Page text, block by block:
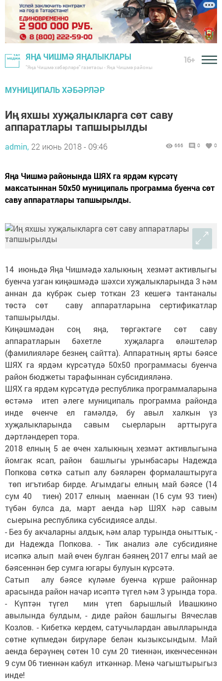
ЯҢА ЧИШМӘ ЯҢАЛЫКЛАРЫ
"Яңа Чишмә хәбәрләре" газетасы - Яңа Чишмә районы
16+
МУНИЦИПАЛЬ ХӘБӘРЛӘР
Иң яхшы хуҗалыкларга сөт саву
аппаратлары тапшырылды
admin, 22 июнь 2018 - 09:46 666 0 0
Яңа Чишмә районында ШЯХ га ярдәм күрсәтү
максатыннан 50х50 муниципаль программа буенча сөт
саву аппаратлары тапшырылды.
14 июньдә Яңа Чишмәдә халыкның хезмәт активлыгы
буенча узган киңәшмәдә шәхси хуҗалыкларында 3 һәм
аннан да күбрәк сыер тоткан 23 кешегә тантаналы
төстә сөт саву аппаратларына сертификатлар
тапшырылды.
Киңәшмәдән соң яңа, төргәктәге сөт саву
аппаратларын бәхетле хуҗаларга өләштеләр
(фамилияләре безнең сайтта). Аппаратның ярты бәясе
ШЯХ га ярдәм күрсәтүдә 50х50 программасы буенча
район бюджеты тарафыннан субсидияләнә.
ШЯХ га ярдәм күрсәтүдә республика программаларына
өстәмә итеп әлеге муниципаль программа районда
инде өченче ел гамәлдә, бу авыл халкын үз
хуҗалыкларында савым сыерларын арттыруга
дәртләндереп тора.
2018 елның 5 ае өчен халыкның хезмәт активлыгына
йомгак ясап, район башлыгы урынбасары Надежда
Попкова сөткә сатып алу бәяләрен формалаштыруга
төп игътибар бирде. Агымдагы елның май бәясе (14
сум 40 тиен) 2017 елның маеннан (16 сум 93 тиен)
түбән булса да, март аенда һәр ШЯХ һәр савым
сыерына республика субсидиясе алды.
- Без бу акчаларны алдык, һәм алар турында оныттык, -
ди Надежда Попкова. - Тик анализ әле субсидияне
исәпкә алып май өчен булган бәянең 2017 елгы май ае
бәясеннән бер сумга югары булуын күрсәтә.
Сатып алу бәясе күләме буенча күрше районнар
арасында район начар исәптә түгел һәм 3 урында тора.
- Күптән түгел мин үтеп барышлый Ивашкино
авылында булдым, - диде район башлыгы Вячеслав
Козлов. - Кибеткә кердем, сатучылардан авылларында
сөтне күпмедән бирүләре белән кызыксындым. Май
аенда берәүнең сөтен 10 сум 20 тиеннән, икенчесеннән
9 сум 06 тиеннән кабул иткәннәр. Менә чагыштырыгыз
инде!